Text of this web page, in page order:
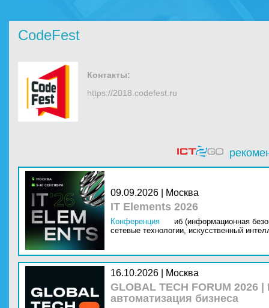
CodeFest
Контакты:
https://2018.codefest.ru
09.09.2026 | Москва
IT Elements 2026
Конференция
иб (информационная
сетевые технологии, искусственный
16.10.2026 | Москва
GLOBAL TECH FORUM
автоматизация бизнеса